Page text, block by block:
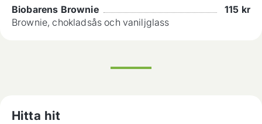
Biobarens Brownie
115 kr
Brownie, chokladsås och vaniljglass
Hitta hit